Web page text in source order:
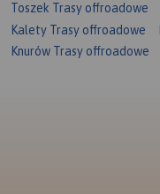
Toszek Trasy offroadowe
Kalety Trasy offroadowe
Knurów Trasy offroadowe